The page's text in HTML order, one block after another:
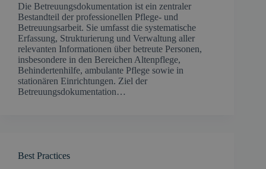
Die Betreuungsdokumentation ist ein zentraler
Bestandteil der professionellen Pflege- und
Betreuungsarbeit. Sie umfasst die systematische
Erfassung, Strukturierung und Verwaltung aller
relevanten Informationen über betreute Personen,
insbesondere in den Bereichen Altenpflege,
Behindertenhilfe, ambulante Pflege sowie in
stationären Einrichtungen. Ziel der
Betreuungsdokumentation…
Best Practices